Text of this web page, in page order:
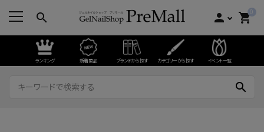
search person 0
shopping_cart
ランキング 新着商品 ブランドから探す カテゴリーから探す イベント一覧
search